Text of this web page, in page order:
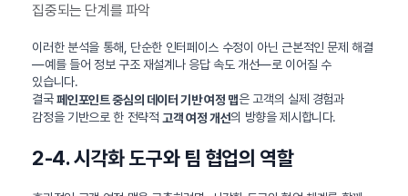
집중되는 단계를 파악
이러한 분석을 통해, 단순한 인터페이스 수정이 아닌 근본적인 문제 해결
—예를 들어 정보 구조 재설계나 응답 속도 개선—로 이어질 수
있습니다.
결국페인포인트 중심의 데이터 기반 여정 맵은 고객의 실제 경험과
감정을 기반으로 한 전략적 고객 여정 개선의 방향을 제시합니다.
2-4. 시각화 도구와 팀 협업의 역할